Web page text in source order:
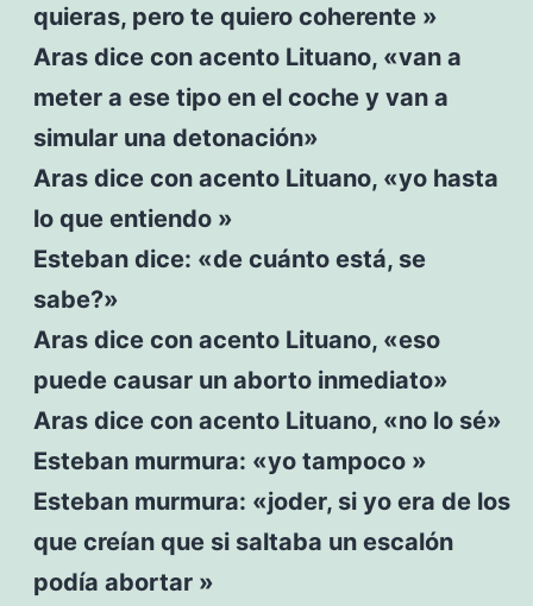
quieras, pero te quiero coherente »
Aras dice con acento Lituano, «van a
meter a ese tipo en el coche y van a
simular una detonación»
Aras dice con acento Lituano, «yo hasta
lo que entiendo »
Esteban dice: «de cuánto está, se
sabe?»
Aras dice con acento Lituano, «eso
puede causar un aborto inmediato»
Aras dice con acento Lituano, «no lo sé»
Esteban murmura: «yo tampoco »
Esteban murmura: «joder, si yo era de los
que creían que si saltaba un escalón
podía abortar »